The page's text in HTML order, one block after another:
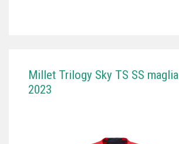
Millet Trilogy Sky TS SS maglia
2023